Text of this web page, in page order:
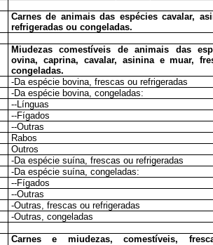
Carnes de animais das espécies cavalar,
refrigeradas ou congeladas.
Miudezas comestíveis de animais das
ovina, caprina, cavalar, asinina e muar,
congeladas.
-Da espécie bovina, frescas ou refrigeradas
-Da espécie bovina, congeladas:
--Línguas
--Fígados
--Outras
Rabos
Outros
-Da espécie suína, frescas ou refrigeradas
-Da espécie suína, congeladas:
--Fígados
--Outras
-Outras, frescas ou refrigeradas
-Outras, congeladas
Carnes e miudezas, comestíveis,